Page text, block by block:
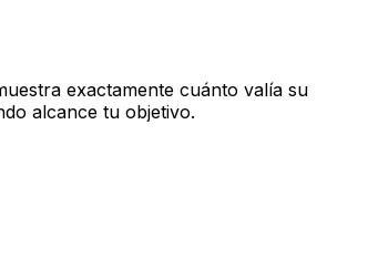
exactamente cuánto valía su
alcance tu objetivo.